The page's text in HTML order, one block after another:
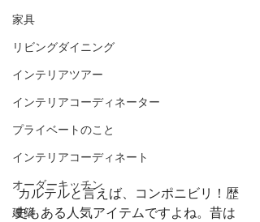
家具
リビングダイニング
インテリアツアー
インテリアコーディネーター
プライベートのこと
インテリアコーディネート
オーダーキッチン
建築
カルテルと言えば、コンポニビリ！歴
史もある人気アイテムですよね。昔は